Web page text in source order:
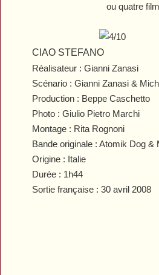
ou quatre
CIAO STEFANO
Réalisateur : Gianni Zanasi
Scénario : Gianni Zanasi &
Production : Beppe Caschetto
Photo : Giulio Pietro Marchi
Montage : Rita Rognoni
Bande originale : Atomik Dog
Origine : Italie
Durée : 1h44
Sortie française : 30 avril 2008